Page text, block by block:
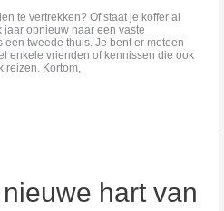
te vertrekken? Of staat je koffer al
jaar opnieuw naar een vaste
tweede thuis. Je bent er meteen
enkele vrienden of kennissen die ook
reizen. Kortom,
hart van